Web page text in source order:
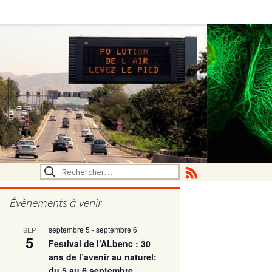
Rechercher :
Évènements à venir
SEP
5
septembre 5 -septembre 6
Festival de l’ALbenc : 30
ans de l’avenir au naturel: